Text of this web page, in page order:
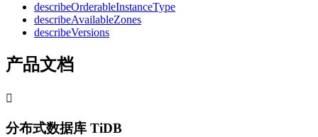
describeOrderableInstanceType
describeAvailableZones
describeVersions
产品文档

分布式数据库 TiDB